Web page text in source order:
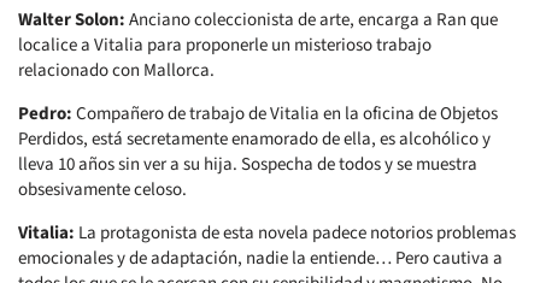
Walter Solon:Anciano coleccionista de arte, encarga a Ran que
localice a Vitalia para proponerle un misterioso trabajo
relacionado con Mallorca.
Pedro:Compañero de trabajo de Vitalia en la oficina de Objetos
Perdidos, está secretamente enamorado de ella, es alcohólico y
lleva 10 años sin ver a su hija. Sospecha de todos y se muestra
obsesivamente celoso.
Vitalia: La protagonista de esta novela padece notorios problemas
emocionales y de adaptación, nadie la entiende… Pero cautiva a